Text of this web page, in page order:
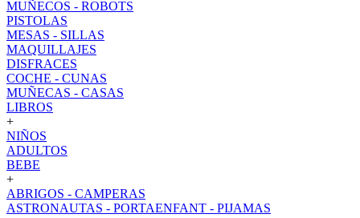
MUÑECOS - ROBOTS
PISTOLAS
MESAS - SILLAS
MAQUILLAJES
DISFRACES
COCHE - CUNAS
MUÑECAS - CASAS
LIBROS
+
NIÑOS
ADULTOS
BEBE
+
ABRIGOS - CAMPERAS
ASTRONAUTAS - PORTAENFANT - PIJAMAS